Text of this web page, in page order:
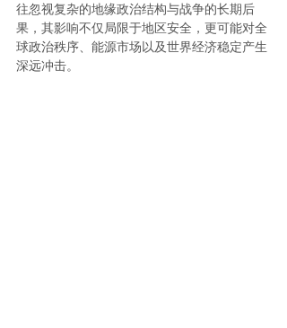
往忽视复杂的地缘政治结构与战争的长期后
果，其影响不仅局限于地区安全，更可能对全
球政治秩序、能源市场以及世界经济稳定产生
深远冲击。